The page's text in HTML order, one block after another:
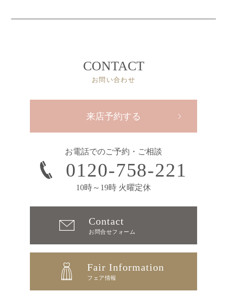
CONTACT
お問い合わせ
来店予約する
お電話でのご予約・ご相談
0120-758-221
10時～19時 火曜定休
Contact
お問合せフォーム
Fair Information
フェア情報